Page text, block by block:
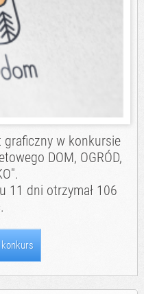
graficzny w konkursie
DOM, OGRÓD,
".
11 dni otrzymał 106
konkurs